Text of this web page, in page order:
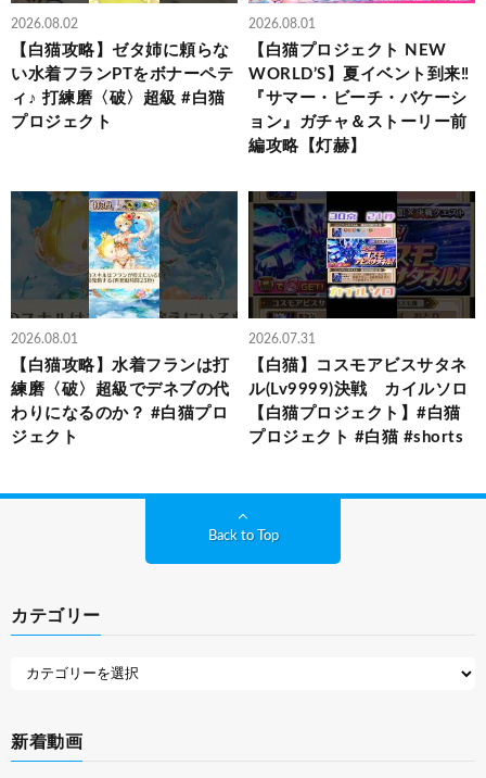
2026.08.02
【白猫攻略】ゼタ姉に頼らな
い水着フランPTをボナーペテ
ィ♪ 打練磨〈破〉超級 #白猫
プロジェクト
2026.08.01
【白猫プロジェクト NEW
WORLD’S】夏イベント到来‼
『サマー・ビーチ・バケーシ
ョン』ガチャ＆ストーリー前
編攻略【灯赫】
2026.08.01
【白猫攻略】水着フランは打
練磨〈破〉超級でデネブの代
わりになるのか？ #白猫プロ
ジェクト
2026.07.31
【白猫】コスモアビスサタネ
ル(Lv9999)決戦 カイルソロ
【白猫プロジェクト】#白猫
プロジェクト #白猫 #shorts
Back to Top
カテゴリー
新着動画